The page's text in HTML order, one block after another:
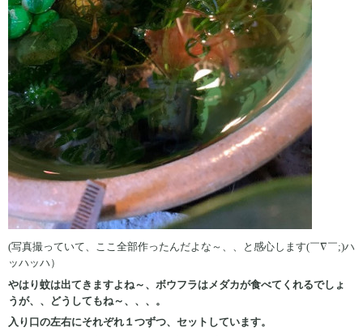
(写真撮っていて、ここ全部作ったんだよな～、、と感心します(￣∇￣;)ハ
ッハッハ）
やはり蚊は出てきますよね～、ボウフラはメダカが食べてくれるでしょ
うが、、どうしてもね～、、、。
入り口の左右にそれぞれ１つずつ、セットしています。